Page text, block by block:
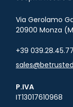
Via Gerolamo
20900 Monza
+39
P.IVA
IT13017610968